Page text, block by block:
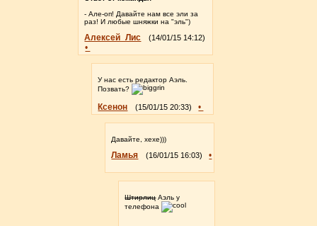
- Але-оп! Давайте нам все эли за
раз! И любые шняжки на "эль")
Алексей_Лис (14/01/15 14:12)
•
У нас есть редактор Аэль.
Позвать?
Ксенон (15/01/15 20:33) •
Давайте, хехе)))
Ламья (16/01/15 16:03) •
ШтирлицАэль у
телефона